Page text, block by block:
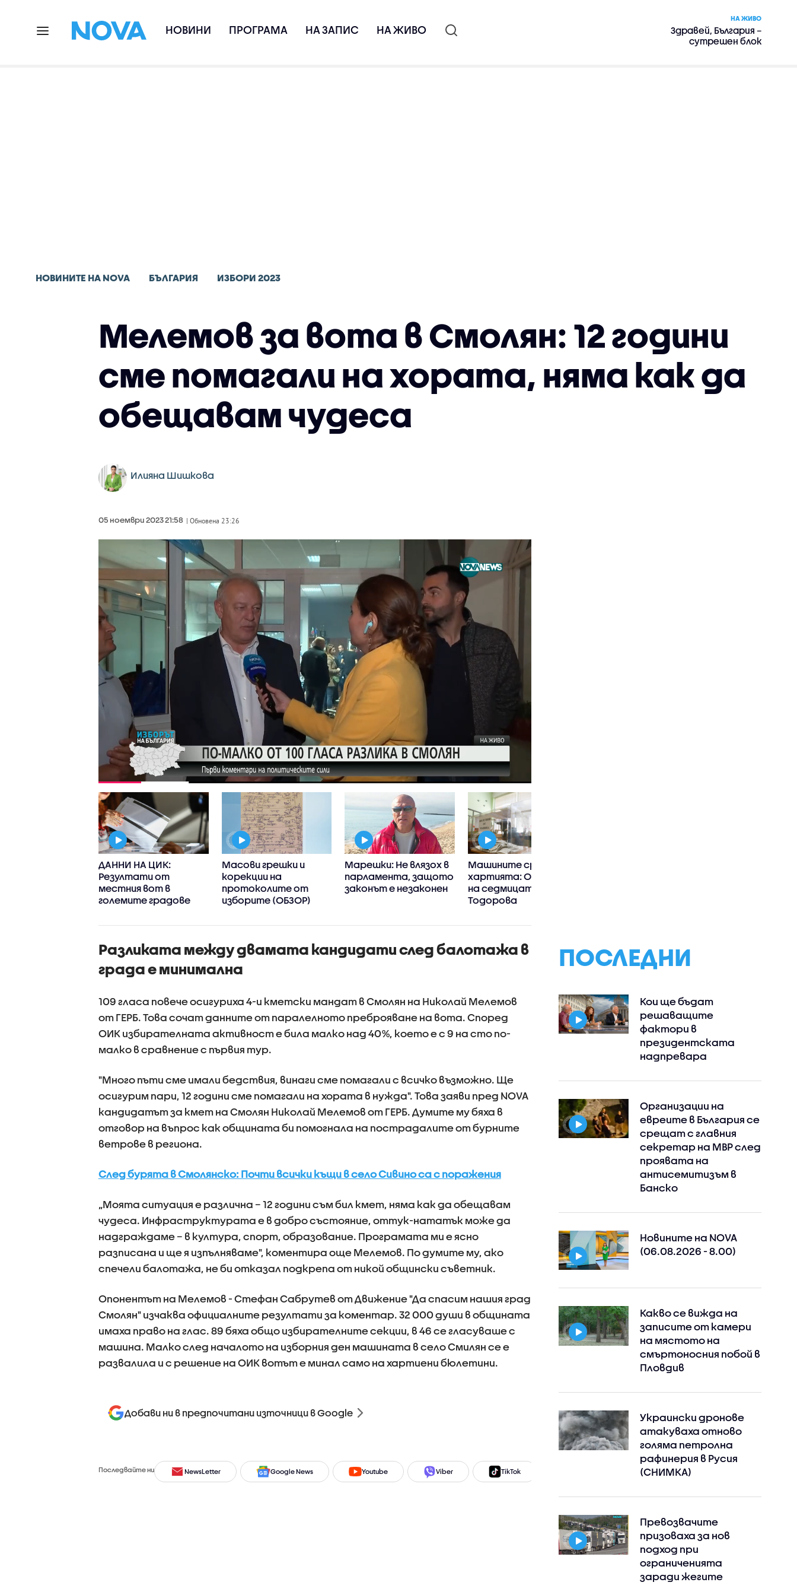
НОВИНИ ПРОГРАМА НА ЗАПИС НА ЖИВО
НА ЖИВО
Здравей, България –
сутрешен блок
НОВИНИТЕ НА NOVA БЪЛГАРИЯ ИЗБОРИ 2023
Мелемов за вота в Смолян: 12 години
сме помагали на хората, няма как да
обещавам чудеса
Илияна Шишкова
05 ноември 2023 21:58 | Обновена 23:26
ДАННИ НА ЦИК:
Резултати от
местния вот в
големите градове
Масови грешки и
корекции на
протоколите от
изборите (ОБЗОР)
Марешки: Не влязох в
парламента, защото
законът е незаконен
Машините срещу
хартията: Обзорът
на седмицата с Нели
Тодорова
Разликата между двамата кандидати след балотажа в
града е минимална
109 гласа повече осигуриха 4-и кметски мандат в Смолян на Николай Мелемов
от ГЕРБ. Това сочат данните от паралелното преброяване на вота. Според
ОИК избирателната активност е била малко над 40%, което е с 9 на сто по-
малко в сравнение с първия тур.
"Много пъти сме имали бедствия, винаги сме помагали с всичко възможно. Ще
осигурим пари, 12 години сме помагали на хората в нужда". Това заяви пред NOVA
кандидатът за кмет на Смолян Николай Мелемов от ГЕРБ. Думите му бяха в
отговор на въпрос как общината би помогнала на пострадалите от бурните
ветрове в региона.
След бурята в Смолянско: Почти всички къщи в село Сивино са с поражения
„Моята ситуация е различна – 12 години съм бил кмет, няма как да обещавам
чудеса. Инфраструктурата е в добро състояние, оттук-нататък може да
надграждаме – в култура, спорт, образование. Програмата ми е ясно
разписана и ще я изпълняваме", коментира още Мелемов. По думите му, ако
спечели балотажа, не би отказал подкрепа от никой общински съветник.
Опонентът на Мелемов - Стефан Сабрутев от Движение "Да спасим нашия град
Смолян" изчаква официалните резултати за коментар. 32 000 души в общината
имаха право на глас. 89 бяха общо избирателните секции, в 46 се гласуваше с
машина. Малко след началото на изборния ден машината в село Смилян се е
развалила и с решение на ОИК вотът е минал само на хартиени бюлетини.
Добави ни в предпочитани източници в Google
Последвайте ни NewsLetter Google News Youtube Viber TikTok Facebook
ПОСЛЕДНИ
Кои ще бъдат
решаващите
фактори в
президентската
надпревара
Организации на
евреите в България се
срещат с главния
секретар на МВР след
проявата на
антисемитизъм в
Банско
Новините на NOVA
(06.08.2026 - 8.00)
Какво се вижда на
записите от камери
на мястото на
смъртоносния побой в
Пловдив
Украински дронове
атакуваха отново
голяма петролна
рафинерия в Русия
(СНИМКА)
Превозвачите
призоваха за нов
подход при
ограниченията
заради жегите